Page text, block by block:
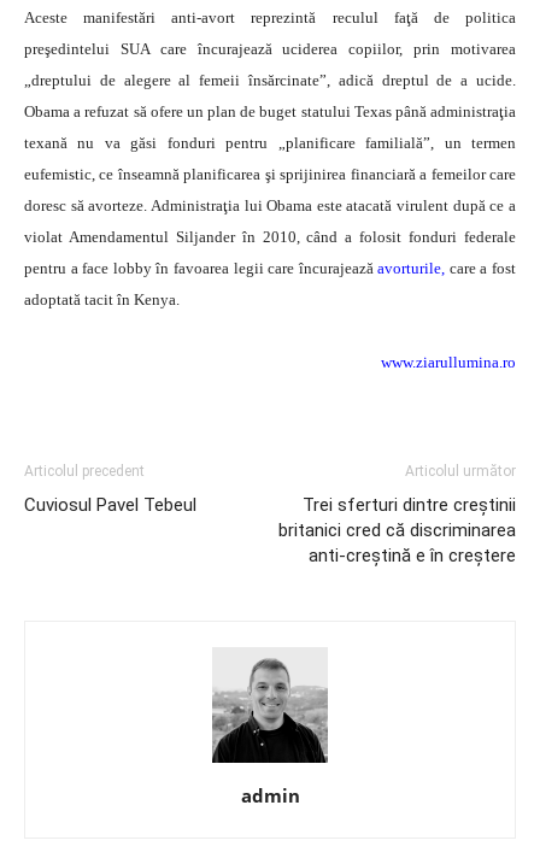
Aceste manifestări anti-avort reprezintă reculul faţă de politica
preşedintelui SUA care încurajează uciderea copiilor, prin motivarea
„dreptului de alegere al femeii însărcinate”, adică dreptul de a ucide.
Obama a refuzat să ofere un plan de buget statului Texas până administraţia
texană nu va găsi fonduri pentru „planificare familială”, un termen
eufemistic, ce înseamnă planificarea şi sprijinirea financiară a femeilor care
doresc să avorteze. Administraţia lui Obama este atacată virulent după ce a
violat Amendamentul Siljander în 2010, când a folosit fonduri federale
pentru a face lobby în favoarea legii care încurajeazăavorturile, care a fost
adoptată tacit în Kenya.
www.ziarullumina.ro
Articolul precedent
Cuviosul Pavel Tebeul
Articolul următor
Trei sferturi dintre creştinii
britanici cred că discriminarea
anti-creştină e în creştere
admin